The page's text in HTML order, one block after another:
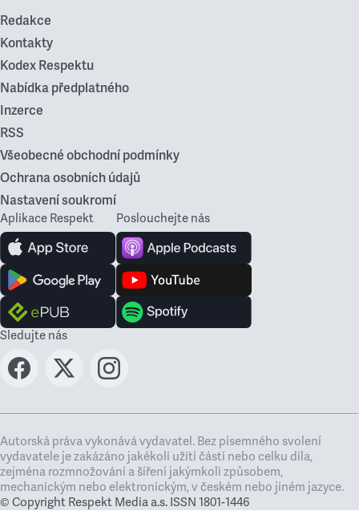
Redakce
Kontakty
Kodex Respektu
Nabídka předplatného
Inzerce
RSS
Všeobecné obchodní podmínky
Ochrana osobních údajů
Nastavení soukromí
Aplikace Respekt Poslouchejte nás
Sledujte nás
Autorská práva vykonává vydavatel. Bez písemného svolení
vydavatele je zakázáno jakékoli užití částí nebo celku díla,
zejména rozmnožování a šíření jakýmkoli způsobem,
mechanickým nebo elektronickým, v českém nebo jiném jazyce.
© Copyright Respekt Media a.s. ISSN 1801-1446